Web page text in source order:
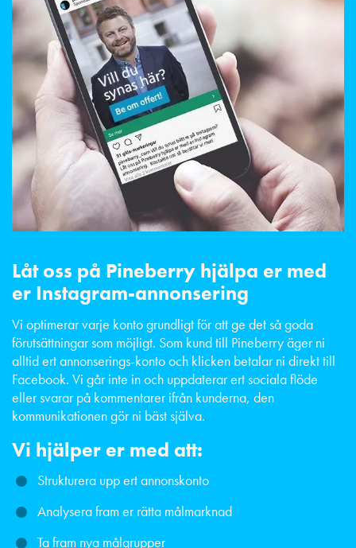
Låt oss på Pineberry hjälpa er med
er Instagram-annonsering
Vi optimerar varje konto grundligt för att ge det så goda
förutsättningar som möjligt. Som kund till Pineberry äger ni
alltid ert annonserings-konto och klicken betalar ni direkt till
Facebook. Vi går inte in och uppdaterar ert sociala flöde
eller svarar på kommentarer ifrån kunderna, den
kommunikationen gör ni bäst själva.
Vi hjälper er med att:
Strukturera upp ert annonskonto
Analysera fram er rätta målmarknad
Ta fram nya målgrupper